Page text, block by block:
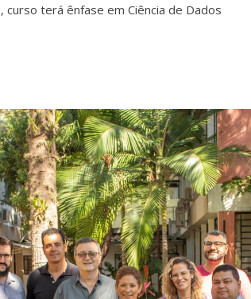
terá ênfase em Ciência de Dados